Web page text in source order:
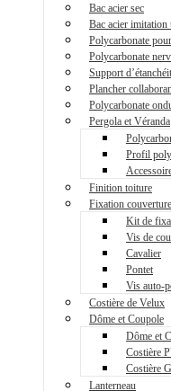
Bac acier sec
Bac acier imitation
Polycarbonate
Polycarbonate
Support
Plancher
Polycarbonate
Pergola et Véranda
Profil
Finition toiture
Fixation couverture
Kit de
Vis de
Cavalier
Pontet
Vis auto-
Costière de Velux
Dôme et Coupole
Dôme et
Costière
Costière
Lanterneau